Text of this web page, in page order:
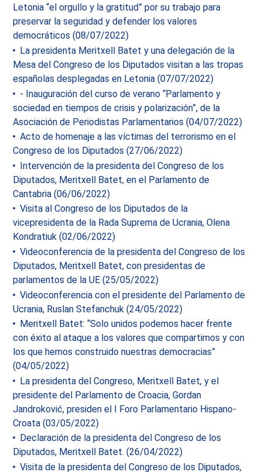
Letonia “el orgullo y la gratitud” por su trabajo para
preservar la seguridad y defender los valores
democráticos (08/07/2022)
La presidenta Meritxell Batet y una delegación de la
Mesa del Congreso de los Diputados visitan a las tropas
españolas desplegadas en Letonia (07/07/2022)
- Inauguración del curso de verano “Parlamento y
sociedad en tiempos de crisis y polarización”, de la
Asociación de Periodistas Parlamentarios (04/07/2022)
Acto de homenaje a las víctimas del terrorismo en el
Congreso de los Diputados (27/06/2022)
Intervención de la presidenta del Congreso de los
Diputados, Meritxell Batet, en el Parlamento de
Cantabria (06/06/2022)
Visita al Congreso de los Diputados de la
vicepresidenta de la Rada Suprema de Ucrania, Olena
Kondratiuk (02/06/2022)
Videoconferencia de la presidenta del Congreso de los
Diputados, Meritxell Batet, con presidentas de
parlamentos de la UE (25/05/2022)
Videoconferencia con el presidente del Parlamento de
Ucrania, Ruslan Stefanchuk (24/05/2022)
Meritxell Batet: “Solo unidos podemos hacer frente
con éxito al ataque a los valores que compartimos y con
los que hemos construido nuestras democracias”
(04/05/2022)
La presidenta del Congreso, Meritxell Batet, y el
presidente del Parlamento de Croacia, Gordan
Jandroković, presiden el I Foro Parlamentario Hispano-
Croata (03/05/2022)
Declaración de la presidenta del Congreso de los
Diputados, Meritxell Batet. (26/04/2022)
Visita de la presidenta del Congreso de los Diputados,